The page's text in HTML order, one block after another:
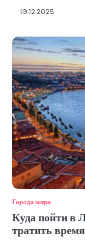
19.12.2025
Города мира
Куда пойти в
тратить